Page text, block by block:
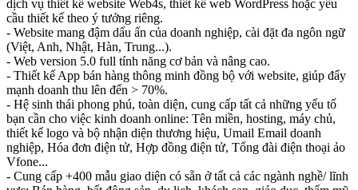
dịch vụ thiết kế website Web4s, thiết kế web WordPress hoặc yêu
cầu thiết kế theo ý tưởng riêng.
- Website mang đậm dấu ấn của doanh nghiệp, cài đặt đa ngôn ngữ
(Việt, Anh, Nhật, Hàn, Trung...).
- Web version 5.0 full tính năng cơ bản và nâng cao.
- Thiết kế App bán hàng thông minh đồng bộ với website, giúp đẩy
mạnh doanh thu lên đến > 70%.
- Hệ sinh thái phong phú, toàn diện, cung cấp tất cả những yếu tố
bạn cần cho việc kinh doanh online: Tên miền, hosting, máy chủ,
thiết kế logo và bộ nhận diện thương hiệu, Umail Email doanh
nghiệp, Hóa đơn điện tử, Hợp đồng điện tử, Tổng đài điện thoại ảo
Vfone...
- Cung cấp +400 mẫu giao diện có sẵn ở tất cả các ngành nghề/ lĩnh